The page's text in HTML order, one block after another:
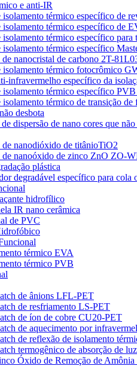
e anti-IR
térmico específico de
isolamento térmico específico de
térmico específico
térmico específico
de nanocristal de carbono 2T-
isolamento térmico fotocrômico
infravermelho específico da
isolamento térmico específico
isolamento térmico de transição
desbota
dispersão de nano cores que não
de nanodióxido de titânioTiO2
de nanoóxido de zinco ZnO ZO-
plástica
degradável específico para cola
hidrofílico
IR nano cerâmica
de PVC
térmico EVA
térmico PVB
de ânions LFL-PET
de resfriamento LS-PET
de íon de cobre CU20-PET
de aquecimento por
de reflexão de isolamento
termogênico de absorção de
Óxido de Remoção de